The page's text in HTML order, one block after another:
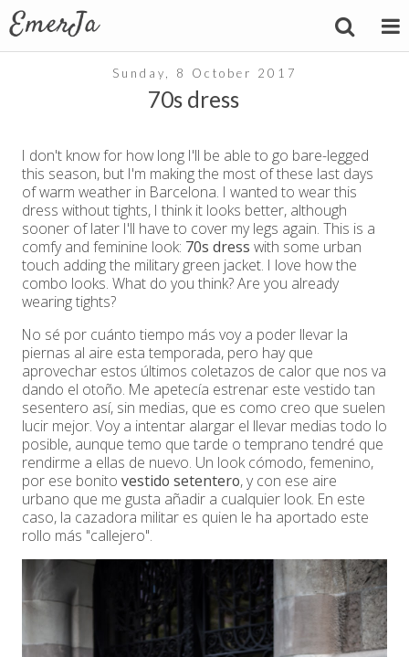
Sunday, 8 October 2017
70s dress
I don't know for how long I'll be able to go bare-legged
this season, but I'm making the most of these last days
of warm weather in Barcelona. I wanted to wear this
dress without tights, I think it looks better, although
sooner of later I'll have to cover my legs again. This is a
comfy and feminine look: 70s dress with some urban
touch adding the military green jacket. I love how the
combo looks. What do you think? Are you already
wearing tights?
No sé por cuánto tiempo más voy a poder llevar la
piernas al aire esta temporada, pero hay que
aprovechar estos últimos coletazos de calor que nos va
dando el otoño. Me apetecía estrenar este vestido tan
sesentero así, sin medias, que es como creo que suelen
lucir mejor. Voy a intentar alargar el llevar medias todo lo
posible, aunque temo que tarde o temprano tendré que
rendirme a ellas de nuevo. Un look cómodo, femenino,
por ese bonito vestido setentero, y con ese aire
urbano que me gusta añadir a cualquier look. En este
caso, la cazadora militar es quien le ha aportado este
rollo más "callejero".